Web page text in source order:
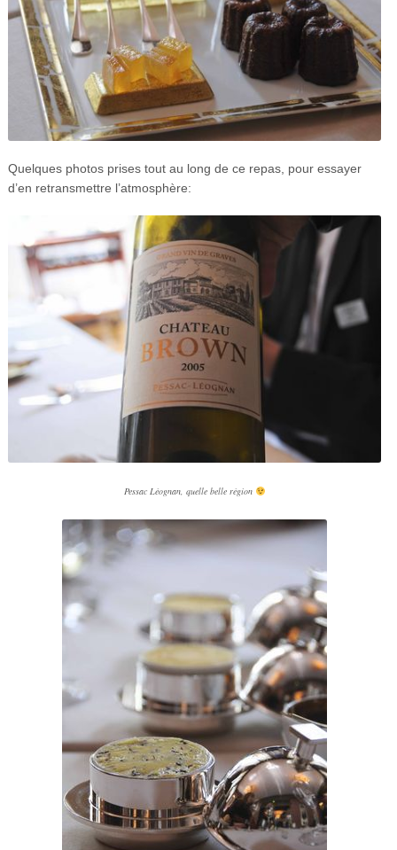
Quelques photos prises tout au long de ce repas, pour essayer
d’en retransmettre l’atmosphère:
Pessac Léognan, quelle belle région